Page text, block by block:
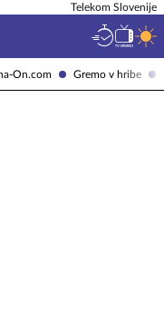
On.com Gremo v hribe
Telekom Slovenije